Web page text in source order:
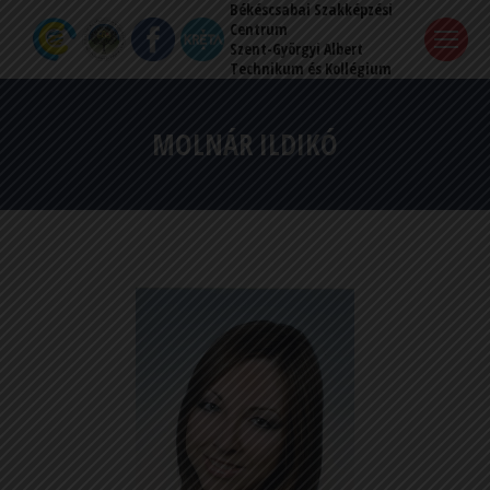
Békéscsabai Szakképzési
Centrum
Szent-Györgyi Albert
Technikum és Kollégium
MOLNÁR ILDIKÓ